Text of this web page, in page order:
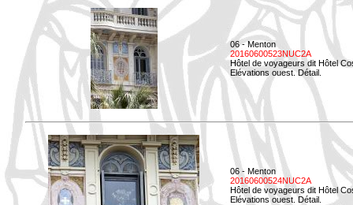
06 - Menton
20160600523NUC2A
Hôtel de voyageurs dit Hôtel
Elévations ouest. Détail.
06 - Menton
20160600524NUC2A
Hôtel de voyageurs dit Hôtel
Elévations ouest. Détail.